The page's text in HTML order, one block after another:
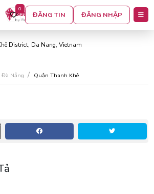
0
ĐĂNG TIN ĐĂNG NHẬP
lê - trung tâm thanh khê tp
District, Da Nang, Vietnam
Nẵng Quận Thanh Khê